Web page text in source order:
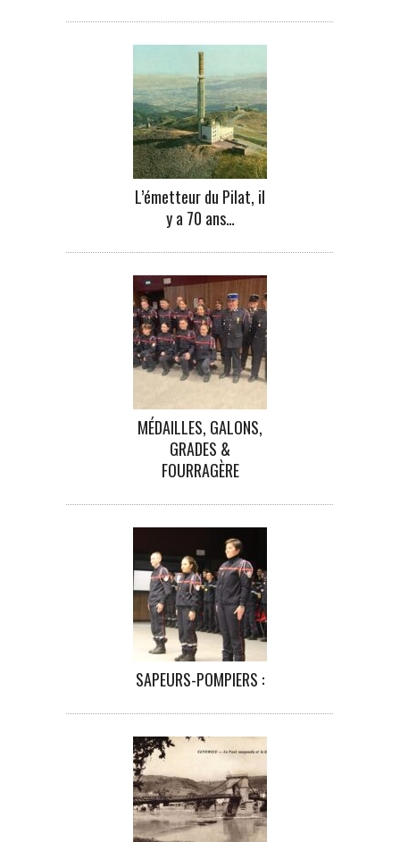
L’émetteur du Pilat, il
y a 70 ans…
MÉDAILLES, GALONS,
GRADES &
FOURRAGÈRE
SAPEURS-POMPIERS :